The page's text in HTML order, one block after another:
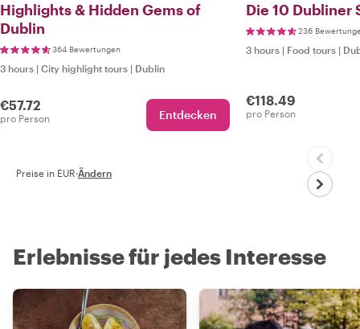
Highlights & Hidden Gems of
Dublin
364 Bewertungen
3 hours | City highlight tours | Dublin
€57.72
pro Person Entdecken
Die 10 Dubliner
236
3 hours | Food tours |
€118.49
pro Person
Preise in EUR·Ändern
Erlebnisse für jedes Interesse